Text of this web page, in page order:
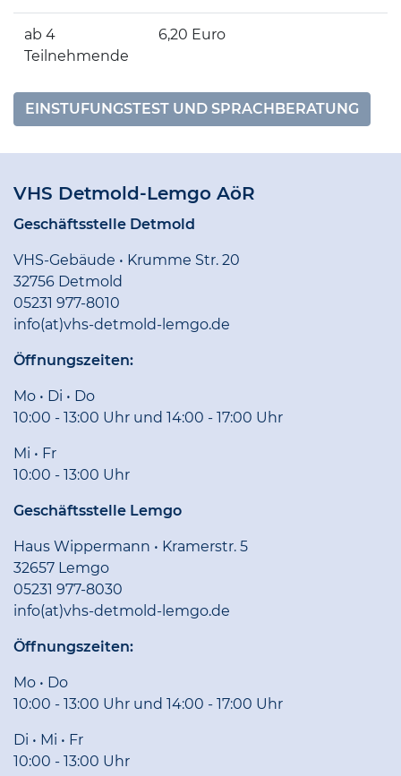
ab 4
Teilnehmende
6,20 Euro
EINSTUFUNGSTEST UND SPRACHBERATUNG
VHS Detmold-Lemgo AöR
Geschäftsstelle Detmold
VHS-Gebäude • Krumme Str. 20
32756 Detmold
05231 977-8010
info(at)vhs-detmold-lemgo.de
Öffnungszeiten:
Mo • Di • Do
10:00 - 13:00 Uhr und 14:00 - 17:00 Uhr
Mi • Fr
10:00 - 13:00 Uhr
Geschäftsstelle Lemgo
Haus Wippermann • Kramerstr. 5
32657 Lemgo
05231 977-8030
info(at)vhs-detmold-lemgo.de
Öffnungszeiten:
Mo • Do
10:00 - 13:00 Uhr und 14:00 - 17:00 Uhr
Di • Mi • Fr
10:00 - 13:00 Uhr